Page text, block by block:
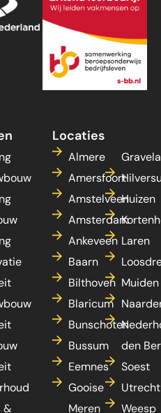
&
Locaties
Almere
Amersfoort
Amstelveen
Amsterdam
Ankeveen
Baarn
Bilthoven
Blaricum
Bunschoten
Bussum
Eemnes
Gooise
Meren
Huizen
Laren
Muiden
den
Soest
Utrecht
Weesp